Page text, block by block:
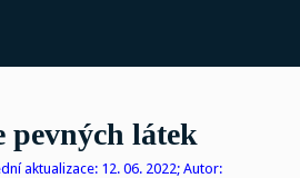
pevných látek
aktualizace: 12. 06. 2022; Autor: